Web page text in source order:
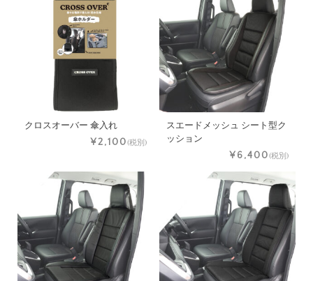
クロスオーバー 傘入れ
¥2,100(税別)
スエードメッシュ シート型ク
ッション
¥6,400(税別)